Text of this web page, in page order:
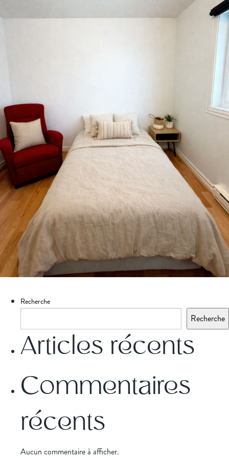
Recherche
Recherche
Articles récents
Commentaires
récents
Aucun commentaire à afficher.